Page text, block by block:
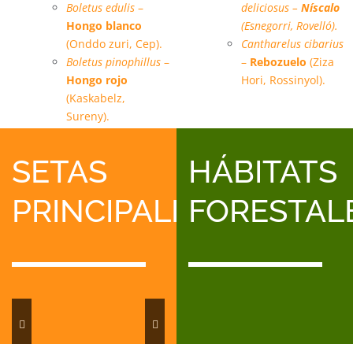
Boletus edulis–
Hongo blanco
(Onddo zuri, Cep).
Boletus pinophillus–
Hongo rojo
(Kaskabelz,
Sureny).
deliciosus –Níscalo
(Esnegorri, Rovelló).
Cantharelus cibarius
– Rebozuelo (Ziza
Hori, Rossinyol).
SETAS
PRINCIPALES
HÁBITATS